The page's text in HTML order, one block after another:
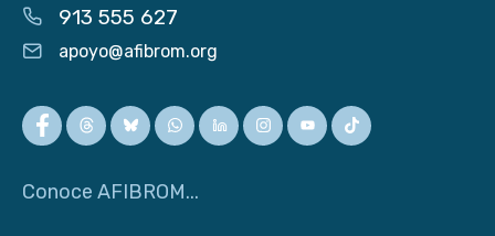
913 555 627
apoyo@afibrom.org
Conoce AFIBROM...